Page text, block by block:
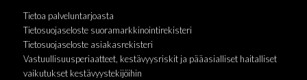
Tietoa palveluntarjoasta
Tietosuojaseloste suoramarkkinointirekisteri
Tietosuojaseloste asiakasrekisteri
Vastuullisuusperiaatteet, kestävyysriskit ja pääasialliset haitalliset
vaikutukset kestävyystekijöihin